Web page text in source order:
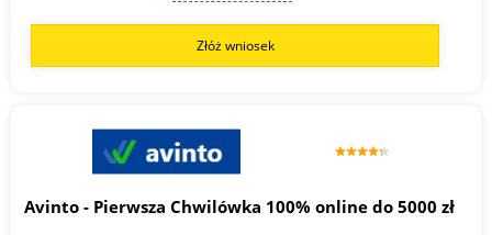
Złóż wniosek
Avinto - Pierwsza Chwilówka 100% online do 5000 zł